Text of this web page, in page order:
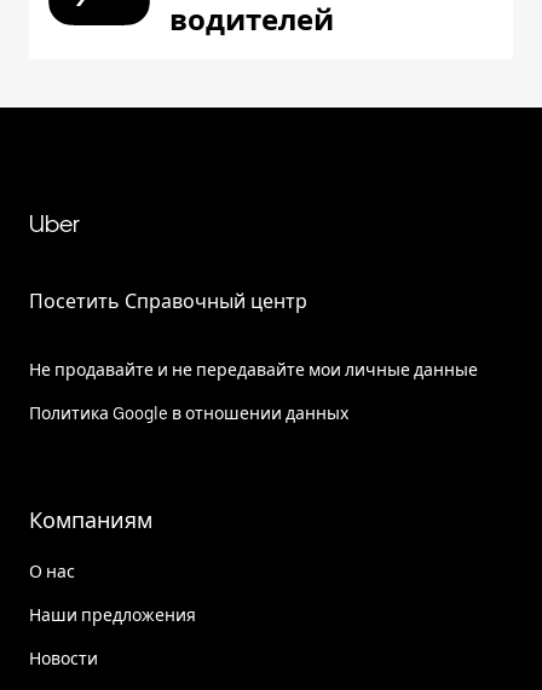
водителей
Uber
Посетить Справочный центр
Не продавайте и не передавайте мои личные данные
Политика Google в отношении данных
Компаниям
О нас
Наши предложения
Новости